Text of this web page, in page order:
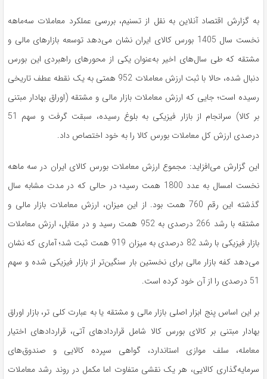
به گزارش اقتصاد آنلاین به نقل از تسنیم، بررسی عملکرد معاملات سه‌ماهه
نخست سال 1405 بورس کالای ایران نشان می‌دهد توسعه بازارهای مالی و
مشتقه که طی سال‌های اخیر به‌عنوان یکی از محورهای راهبردی این بورس
دنبال شده، حالا با ثبت ارزش معاملات 952 همتی به یک نقطه عطف تاریخی
رسیده است؛ جایی که ارزش معاملات بازار مالی و مشتقه (اوراق بهادار مبتنی
بر کالا) سرانجام از بازار فیزیکی به بلوغ رسیده، سبقت گرفت و سهم 51
درصدی ارزش کل معاملات بورس کالا را به خود اختصاص داد.
این گزارش می‌افزاید: مجموع ارزش معاملات بورس کالای ایران در سه ماهه
نخست امسال به عدد 1800 همت رسید؛ در حالی که در مدت مشابه سال
گذشته این رقم 760 همت بود. از این میزان، ارزش معاملات بازار مالی و
مشتقه با رشد 266 درصدی به 952 همت رسید و در مقابل، ارزش معاملات
بازار فیزیکی با رشد 82 درصدی به میزان 919 همت ثبت شد؛ آماری که نشان
می‌دهد کفه بازار مالی برای نخستین بار سنگین‌تر از بازار فیزیکی شده و سهم
51 درصدی را از آن خود کرده است.
بر این اساس پنج ابزار اصلی بازار مالی و مشتقه یا به عبارت کلی تر، بازار اوراق
بهادار مبتنی بر کالای بورس کالا شامل قراردادهای آتی، قراردادهای اختیار
معامله، سلف موازی استاندارد، گواهی سپرده کالایی و صندوق‌های
سرمایه‌گذاری کالایی، هر یک نقشی متفاوت اما مکمل در روند رشد معاملات